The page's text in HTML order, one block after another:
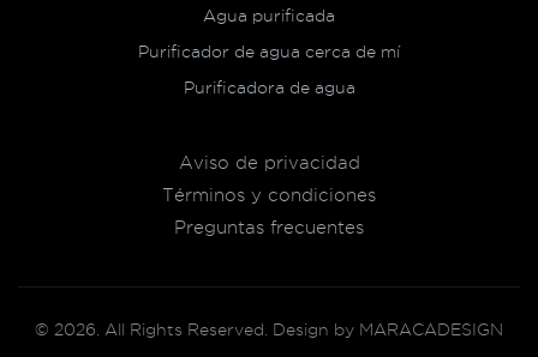
Agua purificada
Purificador de agua cerca de mí
Purificadora de agua
Aviso de privacidad
Términos y condiciones
Preguntas frecuentes
© 2026 . All Rights Reserved. Design by MARACADESIGN